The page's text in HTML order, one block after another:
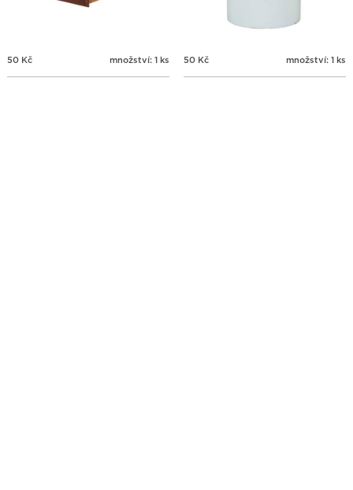
50 Kč množství: 1 ks 50 Kč množství: 1 ks